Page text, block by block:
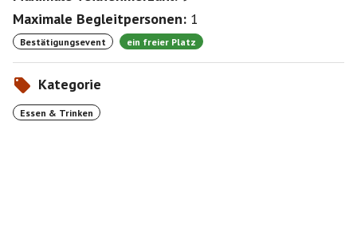
Maximale Begleitpersonen: 1
Bestätigungsevent ein freier Platz
Kategorie
Essen & Trinken